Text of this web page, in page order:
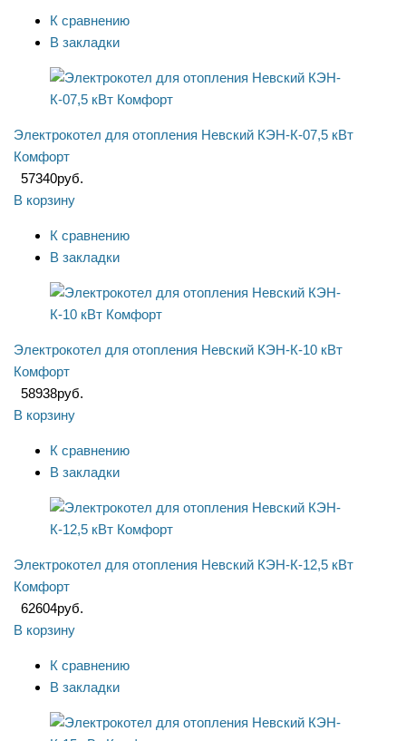
К сравнению
В закладки
Электрокотел для отопления Невский КЭН-К-07,5 кВт
Комфорт
57340руб.
В корзину
К сравнению
В закладки
Электрокотел для отопления Невский КЭН-К-10 кВт
Комфорт
58938руб.
В корзину
К сравнению
В закладки
Электрокотел для отопления Невский КЭН-К-12,5 кВт
Комфорт
62604руб.
В корзину
К сравнению
В закладки